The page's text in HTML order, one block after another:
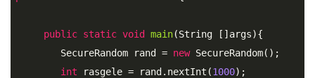
public static void main(String []args){
        SecureRandom rand =
new SecureRandom();
int rasgele = rand.nextInt(1000);